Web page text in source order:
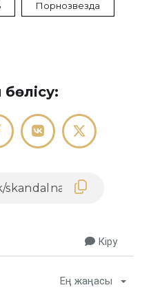
Порнозвезда
бөлісу:
Кіру
Ең жаңасы